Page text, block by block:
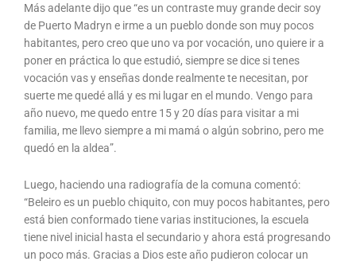
Más adelante dijo que “es un contraste muy grande decir soy
de Puerto Madryn e irme a un pueblo donde son muy pocos
habitantes, pero creo que uno va por vocación, uno quiere ir a
poner en práctica lo que estudió, siempre se dice si tenes
vocación vas y enseñas donde realmente te necesitan, por
suerte me quedé allá y es mi lugar en el mundo. Vengo para
año nuevo, me quedo entre 15 y 20 días para visitar a mi
familia, me llevo siempre a mi mamá o algún sobrino, pero me
quedó en la aldea”.
Luego, haciendo una radiografía de la comuna comentó:
“Beleiro es un pueblo chiquito, con muy pocos habitantes, pero
está bien conformado tiene varias instituciones, la escuela
tiene nivel inicial hasta el secundario y ahora está progresando
un poco más. Gracias a Dios este año pudieron colocar un